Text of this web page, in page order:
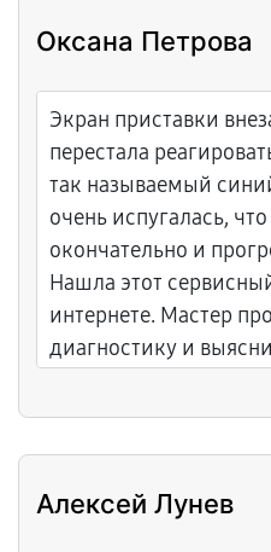
Оксана Петрова
Экран приставки
перестала
так называемый
очень испугалась,
окончательно и
Нашла этот
интернете. Мастер
диагностику и
деформации
Но мастера
Алексей Лунев